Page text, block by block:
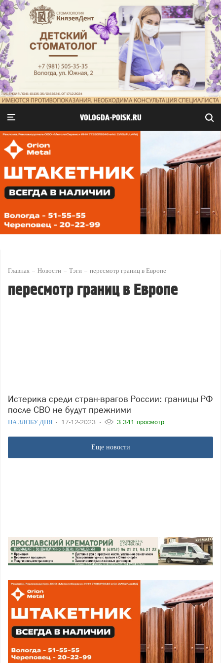
VOLOGDA-POISK.RU
Главная Новости Тэги пересмотр границ в Европе
пересмотр границ в Европе
Истерика среди стран-врагов России: границы РФ
после СВО не будут прежними
НА ЗЛОБУ ДНЯ 17-12-2023 3 341 просмотр
Еще новости